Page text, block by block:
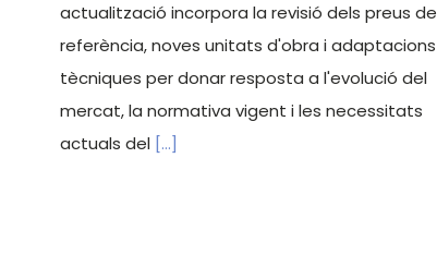
actualització incorpora la revisió dels preus de
referència, noves unitats d'obra i adaptacions
tècniques per donar resposta a l'evolució del
mercat, la normativa vigent i les necessitats
actuals del [...]